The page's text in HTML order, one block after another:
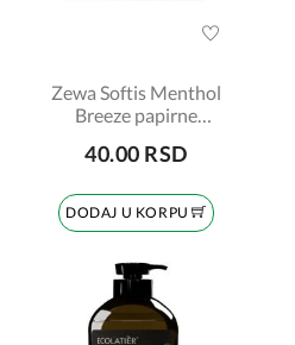
Zewa Softis Menthol
Breeze papirne
40.00 RSD
DODAJ U KORPU